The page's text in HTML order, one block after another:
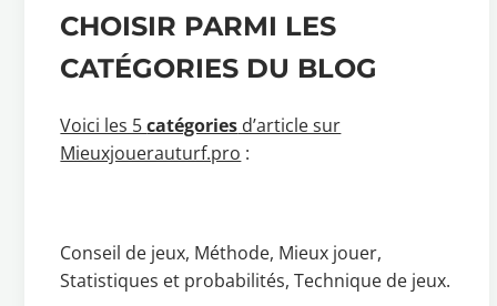
CHOISIR PARMI LES
CATÉGORIES DU BLOG
Voici les 5catégories d’article sur
Mieuxjouerauturf.pro :
Conseil de jeux, Méthode, Mieux jouer,
Statistiques et probabilités, Technique de jeux.